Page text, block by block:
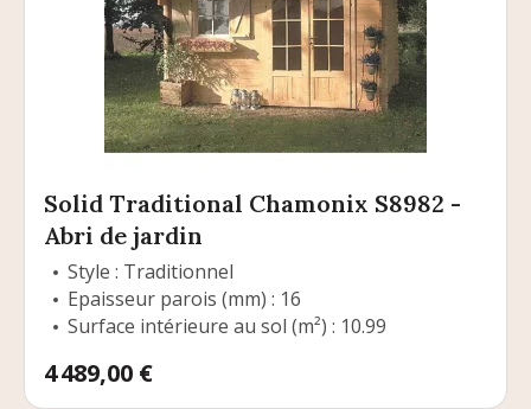
Solid Traditional Chamonix S8982 -
Abri de jardin
Style : Traditionnel
Epaisseur parois (mm) : 16
Surface intérieure au sol (m²) : 10.99
Prix
4 489,00 €